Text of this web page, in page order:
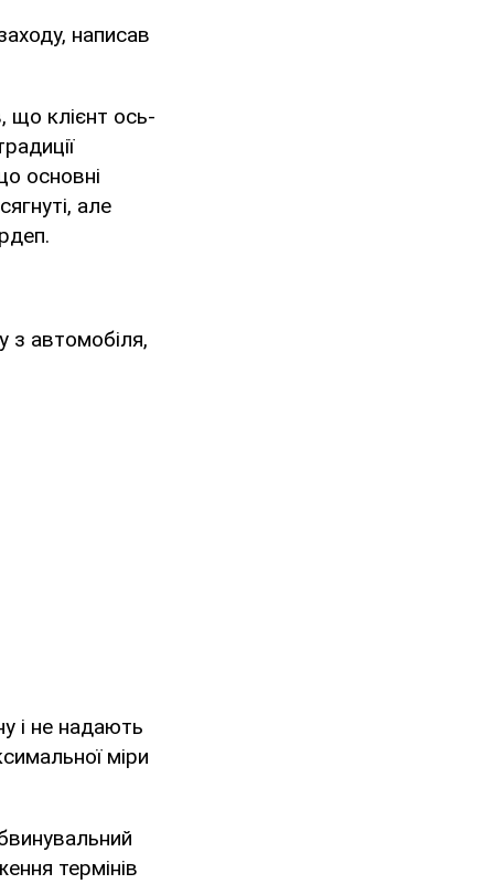
написав
що клієнт ось-
основні
але
з автомобіля,
і не надають
міри
термінів